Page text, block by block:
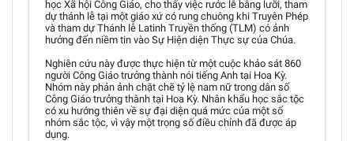
học Xã hội Công Giáo, cho thấy việc rước lễ bằng lưỡi, tham
dự thánh lễ tại một giáo xứ có rung chuông khi Truyên Phép
và tham dự Thánh lễ Latinh Truyền thống (TLM) có ảnh
hưởng đến niềm tin vào Sự Hiện diện Thực sự của Chúa.
Nghiên cứu này được thực hiện từ một cuộc khảo sát 860
người Công Giáo trưởng thành nói tiếng Anh tại Hoa Kỳ.
Nhóm này phản ảnh chặt chẽ tỷ lệ nam nữ trong dân số
Công Giáo trưởng thành tại Hoa Kỳ. Nhân khẩu học sắc tộc
có xu hướng thiên về sự đại diện quá mức của một số
nhóm sắc tộc, vì vậy một trọng số điều chỉnh đã được áp
dụng.